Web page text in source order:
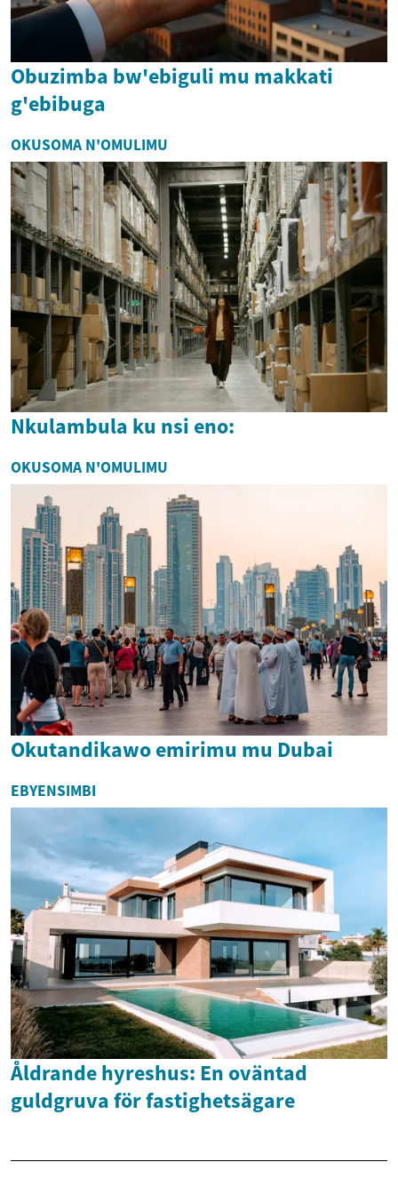
Obuzimba bw'ebiguli mu makkati
g'ebibuga
OKUSOMA N'OMULIMU
Nkulambula ku nsi eno:
OKUSOMA N'OMULIMU
Okutandikawo emirimu mu Dubai
EBYENSIMBI
Åldrande hyreshus: En oväntad
guldgruva för fastighetsägare